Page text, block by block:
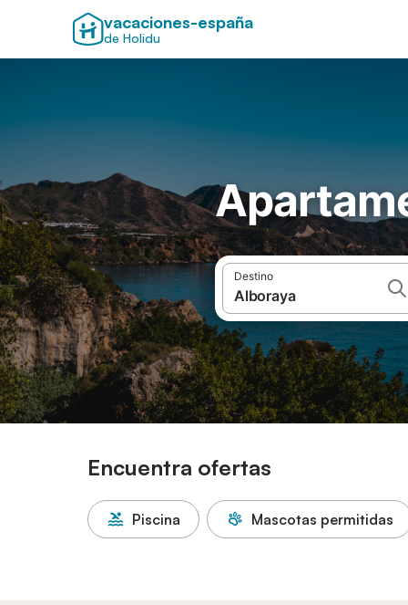
vacaciones-españa
de Holidu
Destino
Encuentra ofertas
Piscina Mascotas permitidas